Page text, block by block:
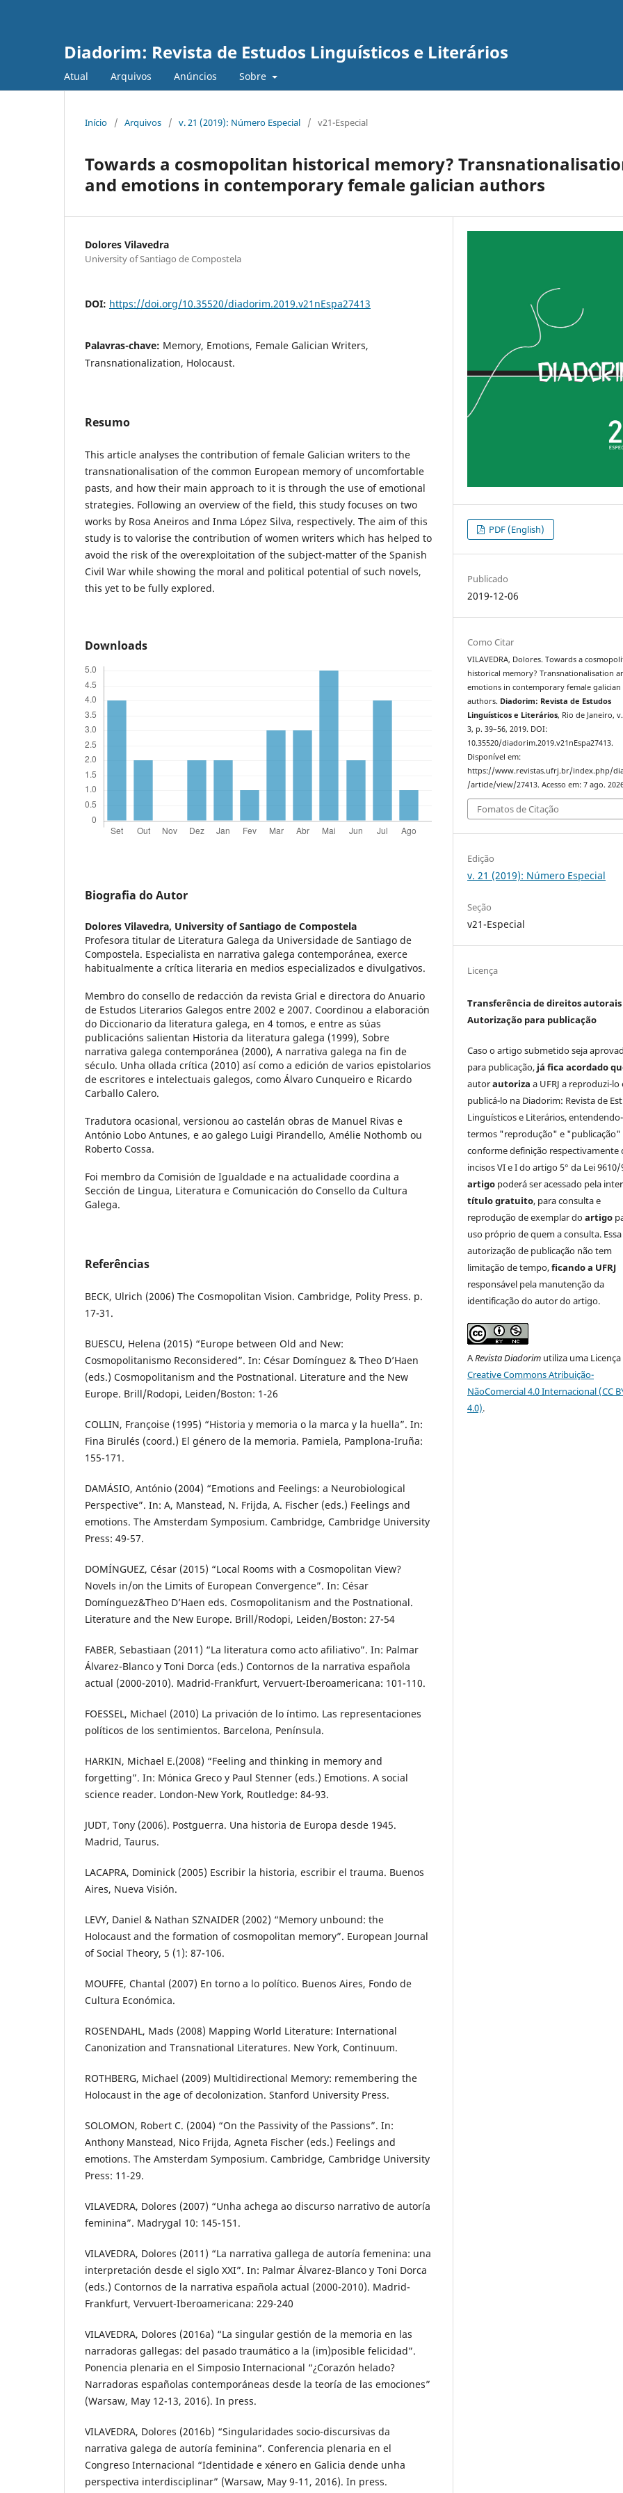
Diadorim: Revista de Estudos Linguísticos e Literários
Atual Arquivos Anúncios Sobre
Início / Arquivos / v. 21 (2019): Número Especial / v21-Especial
Towards a cosmopolitan historical memory?
and emotions in contemporary female galician authors
Dolores Vilavedra
University of Santiago de Compostela
DOI: https://doi.org/10.35520/diadorim.2019.v21nEspa27413
Palavras-chave: Memory, Emotions, Female Galician Writers,
Transnationalization, Holocaust.
Resumo
This article analyses the contribution of female Galician writers to the
transnationalisation of the common European memory of uncomfortable
pasts, and how their main approach to it is through the use of emotional
strategies. Following an overview of the field, this study focuses on two
works by Rosa Aneiros and Inma López Silva, respectively. The aim of this
study is to valorise the contribution of women writers which has helped to
avoid the risk of the overexploitation of the subject-matter of the Spanish
Civil War while showing the moral and political potential of such novels,
this yet to be fully explored.
Downloads
Biografia do Autor
Dolores Vilavedra, University of Santiago de Compostela
Profesora titular de Literatura Galega da Universidade de Santiago de
Compostela. Especialista en narrativa galega contemporánea, exerce
habitualmente a crítica literaria en medios especializados e divulgativos.
Membro do consello de redacción da revista Grial e directora do Anuario
de Estudos Literarios Galegos entre 2002 e 2007. Coordinou a elaboración
do Diccionario da literatura galega, en 4 tomos, e entre as súas
publicacións salientan Historia da literatura galega (1999), Sobre
narrativa galega contemporánea (2000), A narrativa galega na fin de
século. Unha ollada crítica (2010) así como a edición de varios epistolarios
de escritores e intelectuais galegos, como Álvaro Cunqueiro e Ricardo
Carballo Calero.
Tradutora ocasional, versionou ao castelán obras de Manuel Rivas e
António Lobo Antunes, e ao galego Luigi Pirandello, Amélie Nothomb ou
Roberto Cossa.
Foi membro da Comisión de Igualdade e na actualidade coordina a
Sección de Lingua, Literatura e Comunicación do Consello da Cultura
Galega.
Referências
BECK, Ulrich (2006) The Cosmopolitan Vision. Cambridge, Polity Press. p.
17-31.
BUESCU, Helena (2015) “Europe between Old and New:
Cosmopolitanismo Reconsidered”. In: César Domínguez & Theo D’Haen
(eds.) Cosmopolitanism and the Postnational. Literature and the New
Europe. Brill/Rodopi, Leiden/Boston: 1-26
COLLIN, Françoise (1995) “Historia y memoria o la marca y la huella”. In:
Fina Birulés (coord.) El género de la memoria. Pamiela, Pamplona-Iruña:
155-171.
DAMÁSIO, António (2004) “Emotions and Feelings: a Neurobiological
Perspective”. In: A, Manstead, N. Frijda, A. Fischer (eds.) Feelings and
emotions. The Amsterdam Symposium. Cambridge, Cambridge University
Press: 49-57.
DOMÍNGUEZ, César (2015) “Local Rooms with a Cosmopolitan View?
Novels in/on the Limits of European Convergence”. In: César
Domínguez&Theo D’Haen eds. Cosmopolitanism and the Postnational.
Literature and the New Europe. Brill/Rodopi, Leiden/Boston: 27-54
FABER, Sebastiaan (2011) “La literatura como acto afiliativo”. In: Palmar
Álvarez-Blanco y Toni Dorca (eds.) Contornos de la narrativa española
actual (2000-2010). Madrid-Frankfurt, Vervuert-Iberoamericana: 101-110.
FOESSEL, Michael (2010) La privación de lo íntimo. Las representaciones
políticos de los sentimientos. Barcelona, Península.
HARKIN, Michael E.(2008) “Feeling and thinking in memory and
forgetting”. In: Mónica Greco y Paul Stenner (eds.) Emotions. A social
science reader. London-New York, Routledge: 84-93.
JUDT, Tony (2006). Postguerra. Una historia de Europa desde 1945.
Madrid, Taurus.
LACAPRA, Dominick (2005) Escribir la historia, escribir el trauma. Buenos
Aires, Nueva Visión.
LEVY, Daniel & Nathan SZNAIDER (2002) “Memory unbound: the
Holocaust and the formation of cosmopolitan memory”. European Journal
of Social Theory, 5 (1): 87-106.
MOUFFE, Chantal (2007) En torno a lo político. Buenos Aires, Fondo de
Cultura Económica.
ROSENDAHL, Mads (2008) Mapping World Literature: International
Canonization and Transnational Literatures. New York, Continuum.
ROTHBERG, Michael (2009) Multidirectional Memory: remembering the
Holocaust in the age of decolonization. Stanford University Press.
SOLOMON, Robert C. (2004) “On the Passivity of the Passions”. In:
Anthony Manstead, Nico Frijda, Agneta Fischer (eds.) Feelings and
emotions. The Amsterdam Symposium. Cambridge, Cambridge University
Press: 11-29.
VILAVEDRA, Dolores (2007) “Unha achega ao discurso narrativo de autoría
feminina”. Madrygal 10: 145-151.
VILAVEDRA, Dolores (2011) “La narrativa gallega de autoría femenina: una
interpretación desde el siglo XXI”. In: Palmar Álvarez-Blanco y Toni Dorca
(eds.) Contornos de la narrativa española actual (2000-2010). Madrid-
Frankfurt, Vervuert-Iberoamericana: 229-240
VILAVEDRA, Dolores (2016a) “La singular gestión de la memoria en las
narradoras gallegas: del pasado traumático a la (im)posible felicidad”.
Ponencia plenaria en el Simposio Internacional “¿Corazón helado?
Narradoras españolas contemporáneas desde la teoría de las emociones”
(Warsaw, May 12-13, 2016). In press.
VILAVEDRA, Dolores (2016b) “Singularidades socio-discursivas da
narrativa galega de autoría feminina”. Conferencia plenaria en el
Congreso Internacional “Identidade e xénero en Galicia dende unha
perspectiva interdisciplinar” (Warsaw, May 9-11, 2016). In press.
PDF (English)
Publicado
2019-12-06
Como Citar
VILAVEDRA, Dolores. Towards a
historical memory? Transnationalisation
emotions in contemporary female galician
authors. Diadorim: Revista de Estudos
Linguísticos e Literários, Rio de Janeiro,
3, p. 39–56, 2019. DOI:
10.35520/diadorim.2019.v21nEspa27413.
Disponível em:
https://www.revistas.ufrj.br/index.php/
/article/view/27413. Acesso em: 7 ago.
Fomatos de Citação
Edição
v. 21 (2019): Número Especial
Seção
v21-Especial
Licença
Transferência de direitos autorais
Autorização para publicação
Caso o artigo submetido seja
para publicação, já fica acordado
autorautoriza a UFRJ a reproduzi-lo
publicá-lo na Diadorim: Revista de
Linguísticos e Literários,
termos "reprodução" e "publicação"
conforme definição respectivamente
incisos VI e I do artigo 5° da Lei 9610/
artigo poderá ser acessado pela
título gratuito, para consulta e
reprodução de exemplar doartigo
uso próprio de quem a consulta. Essa
autorização de publicação não tem
limitação de tempo,ficando a UFRJ
responsável pela manutenção da
identificação do autor do artigo.
ARevista Diadorim utiliza uma Licença
Creative Commons Atribuição-
NãoComercial 4.0 Internacional (CC
4.0).